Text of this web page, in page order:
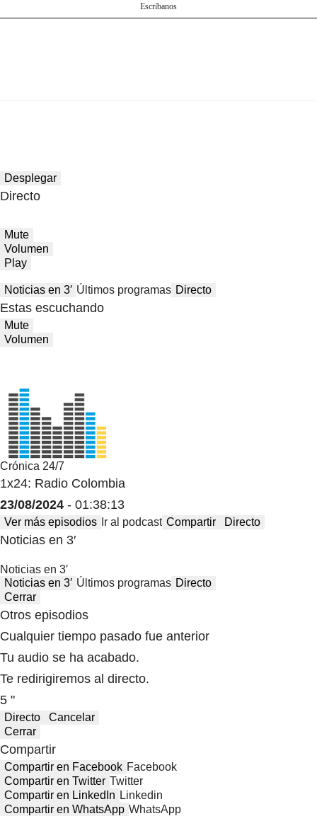
Escríbanos
Desplegar
Directo
Mute
Volumen
Play
Noticias en 3′ Últimos programas Directo
Estas escuchando
Mute
Volumen
Crónica 24/7
1x24: Radio Colombia
23/08/2024 - 01:38:13
Ver más episodios Ir al podcast Compartir Directo
Noticias en 3′
Noticias en 3′
Noticias en 3′ Últimos programas Directo
Cerrar
Otros episodios
Cualquier tiempo pasado fue anterior
Tu audio se ha acabado.
Te redirigiremos al directo.
5 "
Directo
Cancelar
Cerrar
Compartir
Compartir en Facebook Facebook
Compartir en Twitter Twitter
Compartir en LinkedIn Linkedin
Compartir en WhatsApp WhatsApp